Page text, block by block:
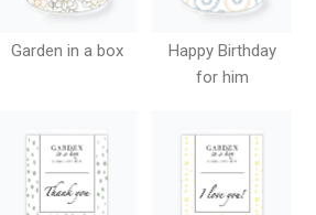
Garden in a box
Happy Birthday
for him